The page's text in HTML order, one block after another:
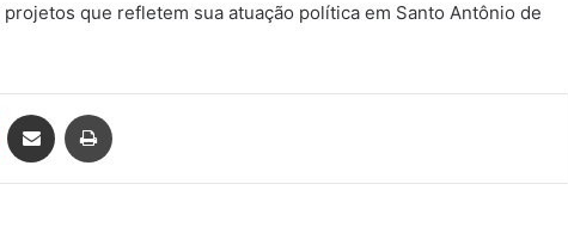
que refletem sua atuação política em Santo Antônio de
Pinterest Compartilhar via e-mail